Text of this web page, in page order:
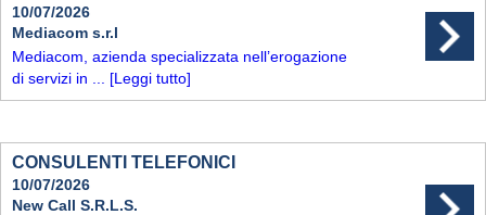
10/07/2026
Mediacom s.r.l
Mediacom, azienda specializzata nell’erogazione
di servizi in ... [Leggi tutto]
CONSULENTI TELEFONICI
10/07/2026
New Call S.R.L.S.